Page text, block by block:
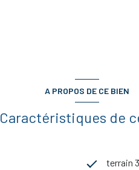
A PROPOS DE CE BIEN
Caractéristiques de
terrain